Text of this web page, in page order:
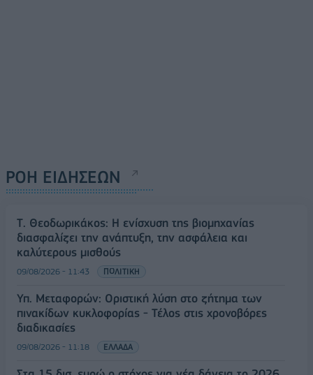
ΡΟΗ ΕΙΔΗΣΕΩΝ
Τ. Θεοδωρικάκος: Η ενίσχυση της βιομηχανίας
διασφαλίζει την ανάπτυξη, την ασφάλεια και
καλύτερους μισθούς
09/08/2026 - 11:43 ΠΟΛΙΤΙΚΗ
Υπ. Μεταφορών: Οριστική λύση στο ζήτημα των
πινακίδων κυκλοφορίας - Τέλος στις χρονοβόρες
διαδικασίες
09/08/2026 - 11:18 ΕΛΛΑΔΑ